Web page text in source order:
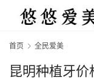
首页 全民爱美
昆明种植牙